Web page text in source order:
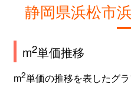
静岡県浜松市
m2単価推移
m2単価の推移を表したグラ